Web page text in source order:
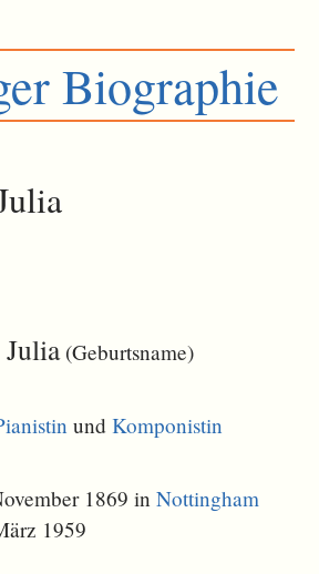
Biographie
(Geburtsname)
undKomponistin
1869 inNottingham
1959